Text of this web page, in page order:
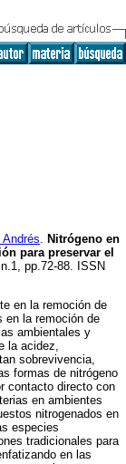
. Nitrógeno en
para preservar el
pp.72-88. ISSN
en la remoción de
en la remoción de
ambientales y
la acidez,
sobrevivencia,
formas de nitrógeno
contacto directo con
en ambientes
nitrogenados en
especies
tradicionales para
en las